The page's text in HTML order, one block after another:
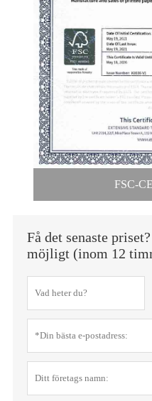
FSC-
Få det senaste
möjligt (inom 12